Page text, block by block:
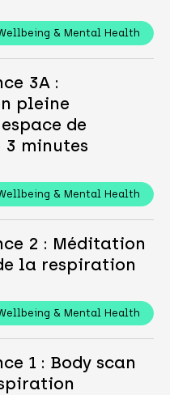
& Mental Health
3A :
pleine
de
minutes
& Mental Health
2 : Méditation
la respiration
& Mental Health
1 : Body scan